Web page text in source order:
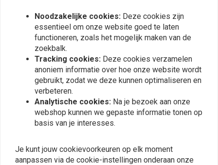
Bert
Vlot geleverd, maar niet exact wat plaatje laat
zien. Klemgedeelte is anders. Op foto zit er
een pin in scharniergedeelte. Bij mij is het
dweedelig. Kwaliteit, kom ik wel achter hoe
lang het duurt eer er een breuk in komt.
Read more...
Danny
Knap spul
Plaats ook een review
Noodzakelijke cookies: Deze cookies zijn
essentieel om onze website goed te laten
functioneren, zoals het mogelijk maken van de
zoekbalk.
Tracking cookies: Deze cookies verzamelen
anoniem informatie over hoe onze website wordt
gebruikt, zodat we deze kunnen optimaliseren en
verbeteren.
Analytische cookies: Na je bezoek aan onze
webshop kunnen we gepaste informatie tonen op
basis van je interesses.
Je kunt jouw cookievoorkeuren op elk moment
aanpassen via de cookie-instellingen onderaan onze